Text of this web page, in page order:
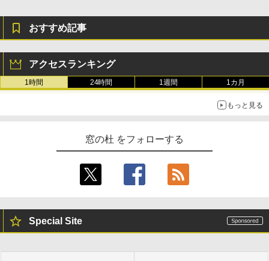
￥115,980
おすすめ記事
アクセスランキング
1時間 24時間 1週間 1カ月
もっと見る
窓の杜 をフォローする
Special Site